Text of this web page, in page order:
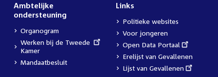
Ambtelijke
ondersteuning
Organogram
External
link:
Werken bij de Tweede
Kamer
Mandaatbesluit
Links
Politieke websites
Voor jongeren
External
link:
Open Data Portaal
Erelijst van Gevallenen
External
Lijst van Gevallenen